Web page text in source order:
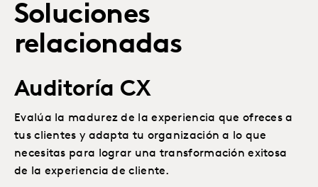
Soluciones
relacionadas
Auditoría CX
Evalúa la madurez de la experiencia que ofreces a
tus clientes y adapta tu organización a lo que
necesitas para lograr una transformación exitosa
de la experiencia de cliente.